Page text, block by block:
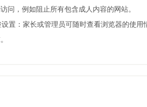
问，例如阻止所有包含成人内容的网站。
置：家长或管理员可随时查看浏览器的使